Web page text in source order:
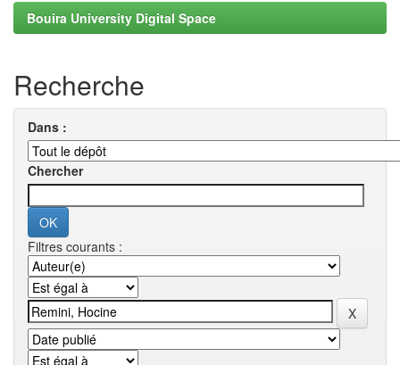
Bouira University Digital Space
Recherche
Dans :
Chercher
Filtres courants :